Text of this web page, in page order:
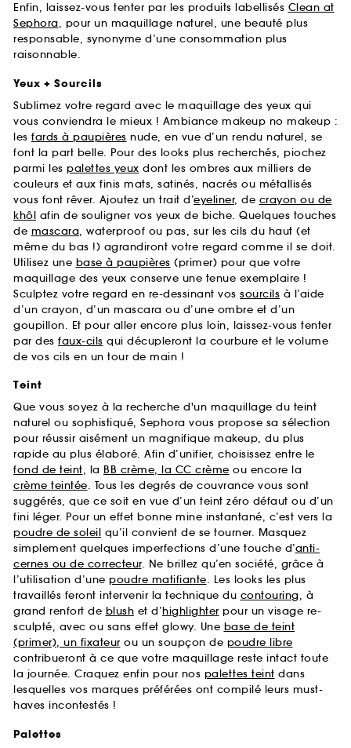
Enfin, laissez-vous tenter par les produits labellisés Clean at
Sephora, pour un maquillage naturel, une beauté plus
responsable, synonyme d’une consommation plus
raisonnable.
Yeux + Sourcils
Sublimez votre regard avec le maquillage des yeux qui
vous conviendra le mieux ! Ambiance makeup no makeup :
les fards à paupières nude, en vue d’un rendu naturel, se
font la part belle. Pour des looks plus recherchés, piochez
parmi les palettes yeux dont les ombres aux milliers de
couleurs et aux finis mats, satinés, nacrés ou métallisés
vous font rêver. Ajoutez un trait d’eyeliner, de crayon ou de
khôl afin de souligner vos yeux de biche. Quelques touches
de mascara, waterproof ou pas, sur les cils du haut (et
même du bas !) agrandiront votre regard comme il se doit.
Utilisez une base à paupières (primer) pour que votre
maquillage des yeux conserve une tenue exemplaire !
Sculptez votre regard en re-dessinant vos sourcils à l’aide
d’un crayon, d’un mascara ou d’une ombre et d’un
goupillon. Et pour aller encore plus loin, laissez-vous tenter
par des faux-cils qui décupleront la courbure et le volume
de vos cils en un tour de main !
Teint
Que vous soyez à la recherche d'un maquillage du teint
naturel ou sophistiqué, Sephora vous propose sa sélection
pour réussir aisément un magnifique makeup, du plus
rapide au plus élaboré. Afin d’unifier, choisissez entre le
fond de teint, la BB crème, la CC crème ou encore la
crème teintée. Tous les degrés de couvrance vous sont
suggérés, que ce soit en vue d’un teint zéro défaut ou d’un
fini léger. Pour un effet bonne mine instantané, c’est vers la
poudre de soleil qu’il convient de se tourner. Masquez
simplement quelques imperfections d’une touche d’anti-
cernes ou de correcteur. Ne brillez qu’en société, grâce à
l’utilisation d’une poudre matifiante. Les looks les plus
travaillés feront intervenir la technique du contouring, à
grand renfort de blush et d’highlighter pour un visage re-
sculpté, avec ou sans effet glowy. Une base de teint
(primer), un fixateur ou un soupçon de poudre libre
contribueront à ce que votre maquillage reste intact toute
la journée. Craquez enfin pour nos palettes teint dans
lesquelles vos marques préférées ont compilé leurs must-
haves incontestés !
Palettes